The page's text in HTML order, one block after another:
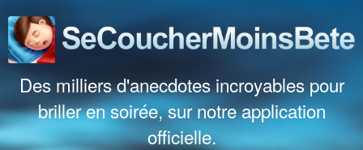
Des milliers d'anecdotes incroyables pour
briller en soirée, sur notre application
officielle.